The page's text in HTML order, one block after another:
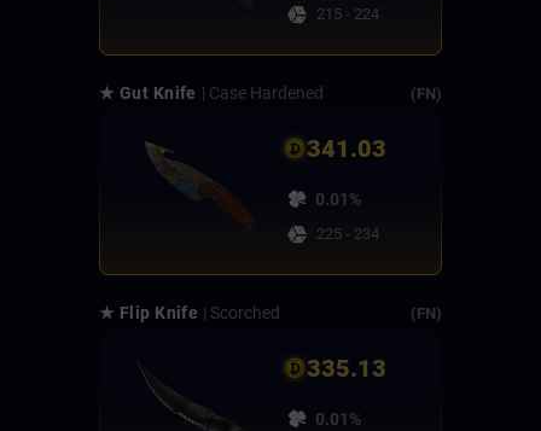
215 - 224
★ Gut Knife | Case Hardened (FN)
341.03
0.01%
225 - 234
★ Flip Knife | Scorched (FN)
335.13
0.01%